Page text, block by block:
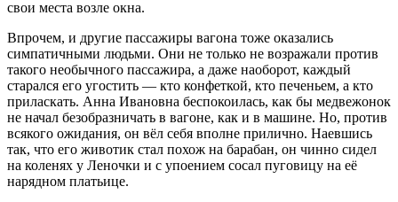
свои места возле окна.
Впрочем, и другие пассажиры вагона тоже оказались
симпатичными людьми. Они не только не возражали против
такого необычного пассажира, а даже наоборот, каждый
старался его угостить — кто конфеткой, кто печеньем, а кто
приласкать. Анна Ивановна беспокоилась, как бы медвежонок
не начал безобразничать в вагоне, как и в машине. Но, против
всякого ожидания, он вёл себя вполне прилично. Наевшись
так, что его животик стал похож на барабан, он чинно сидел
на коленях у Леночки и с упоением сосал пуговицу на её
нарядном платьице.